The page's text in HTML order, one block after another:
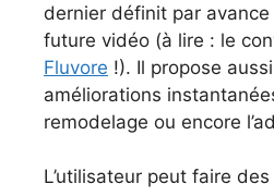
dernier définit par
future vidéo (à lire : le
Fluvore !). Il propose
améliorations
remodelage ou encore
L’utilisateur peut faire